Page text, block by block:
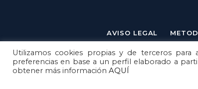
AVISO LEGAL
Utilizamos cookies propias y de terceros para
preferencias en base a un perfil elaborado a
obtener más información AQUÍ